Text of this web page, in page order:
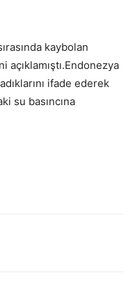
kaybolan
açıklamıştı.Endonezya
ifade ederek
su basıncına